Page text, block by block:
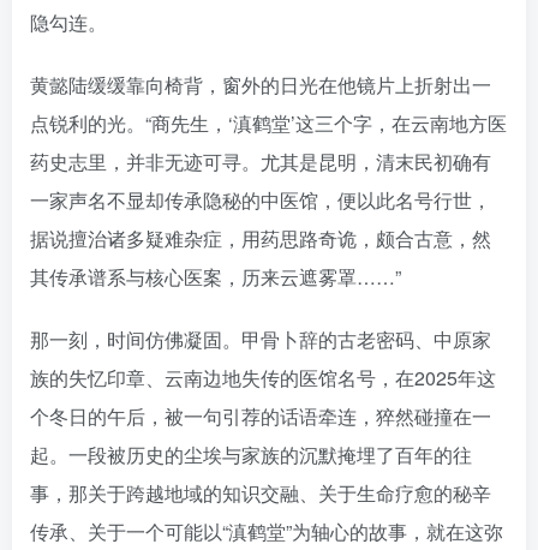
隐勾连。
黄懿陆缓缓靠向椅背，窗外的日光在他镜片上折射出一
点锐利的光。“商先生，‘滇鹤堂’这三个字，在云南地方医
药史志里，并非无迹可寻。尤其是昆明，清末民初确有
一家声名不显却传承隐秘的中医馆，便以此名号行世，
据说擅治诸多疑难杂症，用药思路奇诡，颇合古意，然
其传承谱系与核心医案，历来云遮雾罩……”
那一刻，时间仿佛凝固。甲骨卜辞的古老密码、中原家
族的失忆印章、云南边地失传的医馆名号，在2025年这
个冬日的午后，被一句引荐的话语牵连，猝然碰撞在一
起。一段被历史的尘埃与家族的沉默掩埋了百年的往
事，那关于跨越地域的知识交融、关于生命疗愈的秘辛
传承、关于一个可能以“滇鹤堂”为轴心的故事，就在这弥